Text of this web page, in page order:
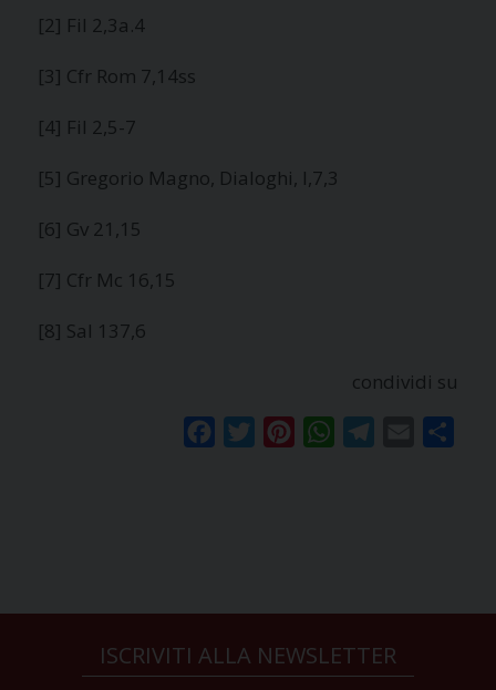
[2] Fil 2,3a.4
[3] Cfr Rom 7,14ss
[4] Fil 2,5-7
[5] Gregorio Magno, Dialoghi, I,7,3
[6] Gv 21,15
[7] Cfr Mc 16,15
[8] Sal 137,6
condividi su
FacebookTwitterPinterestWhatsAppTelegram
Email
ISCRIVITI ALLA NEWSLETTER